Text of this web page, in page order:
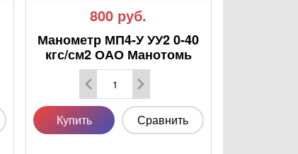
800 руб.
Манометр МП4-У УУ2 0-40
кгс/см2 ОАО Манотомь
Купить Сравнить